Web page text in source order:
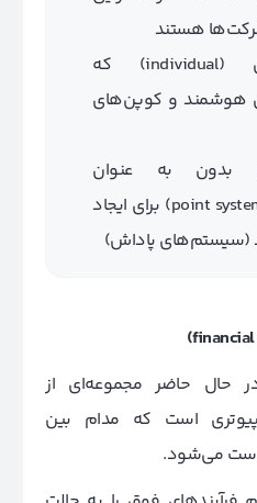
توکن‌های شخصی (individual) که
هوشمند و کوپن‌های
بدون به عنوان
سیستم‌های نقطه‌ای (point system) برای ایجاد
(سیستم‌های پاداش)
حال حاضر مجموعه‌ای از
است که مدام بین
می‌شود.